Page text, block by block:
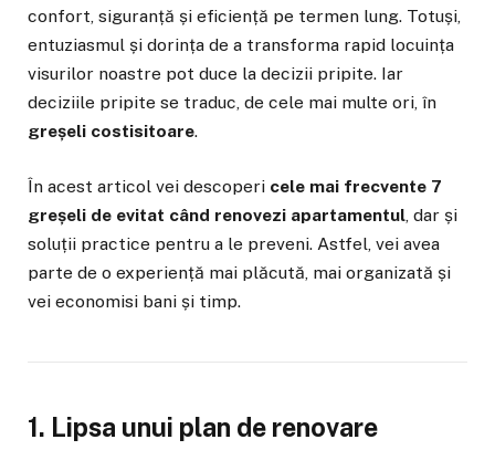
confort, siguranță și eficiență pe termen lung. Totuși,
entuziasmul și dorința de a transforma rapid locuința
visurilor noastre pot duce la decizii pripite. Iar
deciziile pripite se traduc, de cele mai multe ori, în
greșeli costisitoare.
În acest articol vei descoperi cele mai frecvente 7
greșeli de evitat când renovezi apartamentul, dar și
soluții practice pentru a le preveni. Astfel, vei avea
parte de o experiență mai plăcută, mai organizată și
vei economisi bani și timp.
1. Lipsa unui plan de renovare